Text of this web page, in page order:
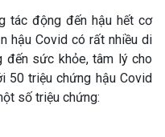
tác động đến hậu hết cơ
hậu Covid có rất nhiều di
đến sức khỏe, tâm lý cho
50 triệu chứng hậu Covid
số triệu chứng: